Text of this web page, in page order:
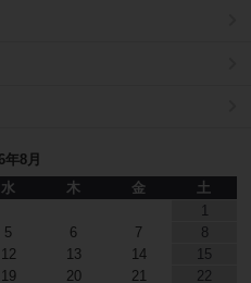
年8月
水 木 金
土
1
5 6 7
8
12 13 14
15
19 20 21 22